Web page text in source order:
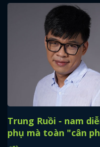
Trung Ruồi - nam
phụ mà toàn "cân